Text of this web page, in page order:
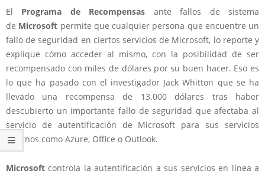
El Programa de Recompensas ante fallos de sistema
de Microsoft permite que cualquier persona que encuentre un
fallo de seguridad en ciertos servicios de Microsoft, lo reporte y
explique cómo acceder al mismo, con la posibilidad de ser
recompensado con miles de dólares por su buen hacer. Eso es
lo que ha pasado con el investigador Jack Whitton que se ha
llevado una recompensa de 13.000 dólares tras haber
descubierto un importante fallo de seguridad que afectaba al
servicio de autentificación de Microsoft para sus servicios
internos como Azure, Office o Outlook.
Microsoftcontrola la autentificación a sus servicios en líneaa